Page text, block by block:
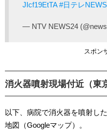
JIcf19EtTA #日テレ
— NTV NEWS24
スポン
消火器噴射現場付近（東
以下、病院で消火器を噴射し
地図（Googleマップ）。